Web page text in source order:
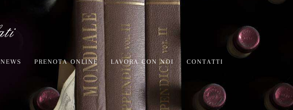
NEWS PRENOTA ONLINE LAVORA CON NOI CONTATTI